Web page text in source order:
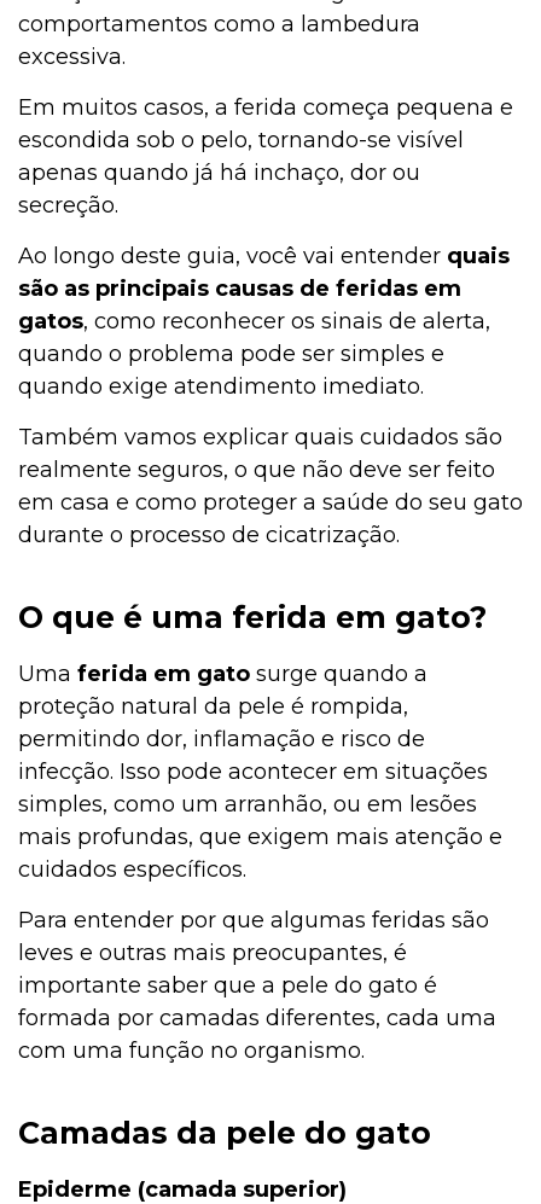
comportamentos como a lambedura
excessiva.
Em muitos casos, a ferida começa pequena e
escondida sob o pelo, tornando-se visível
apenas quando já há inchaço, dor ou
secreção.
Ao longo deste guia, você vai entender quais
são as principais causas de feridas em
gatos, como reconhecer os sinais de alerta,
quando o problema pode ser simples e
quando exige atendimento imediato.
Também vamos explicar quais cuidados são
realmente seguros, o que não deve ser feito
em casa e como proteger a saúde do seu gato
durante o processo de cicatrização.
O que é uma ferida em gato?
Uma ferida em gato surge quando a
proteção natural da pele é rompida,
permitindo dor, inflamação e risco de
infecção. Isso pode acontecer em situações
simples, como um arranhão, ou em lesões
mais profundas, que exigem mais atenção e
cuidados específicos.
Para entender por que algumas feridas são
leves e outras mais preocupantes, é
importante saber que a pele do gato é
formada por camadas diferentes, cada uma
com uma função no organismo.
Camadas da pele do gato
Epiderme (camada superior)